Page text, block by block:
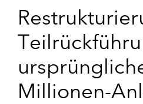
Millionen-